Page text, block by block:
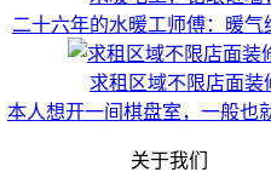
二十六年的水暖工师傅：暖气
求租区域不限店面装
本人想开一间棋盘室，一般也
关于我们